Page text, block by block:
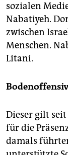
sozialen
Nabatiyeh.
zwischen
Menschen.
Litani.
Dieser gilt
für die
damals